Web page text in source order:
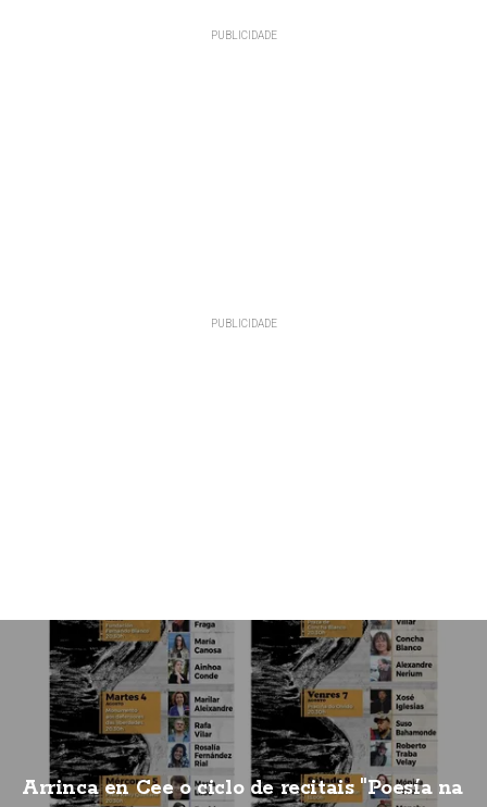
Arrinca en Cee o ciclo de recitais "Poesía na